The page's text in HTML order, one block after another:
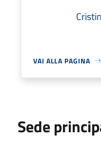
VAI ALLA PAGINA
Sede